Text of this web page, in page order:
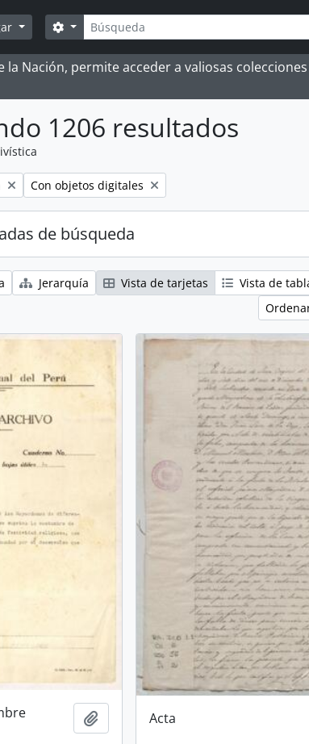
Búsqueda
Search options
Nación, permite acceder a valiosas
1206 resultados
Remove filter:
Con objetos digitales
de búsqueda
Jerarquía Vista de tarjetas
Vista de
Añadir al portapapeles
Acta